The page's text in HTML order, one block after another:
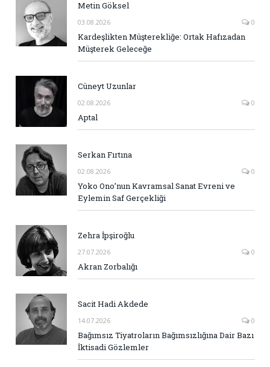
Metin Göksel
03.08.2026 0
Kardeşlikten Müşterekliğe: Ortak Hafızadan
Müşterek Geleceğe
Cüneyt Uzunlar
02.08.2026 0
Aptal
Serkan Fırtına
02.08.2026 0
Yoko Ono’nun Kavramsal Sanat Evreni ve
Eylemin Saf Gerçekliği
Zehra İpşiroğlu
27.07.2026 0
Akran Zorbalığı
Sacit Hadi Akdede
14.07.2026 0
Bağımsız Tiyatroların Bağımsızlığına Dair Bazı
İktisadi Gözlemler